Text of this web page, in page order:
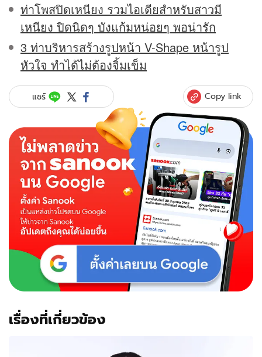
ท่าโพสปิดเหนียง รวมไอเดียสำหรับสาวมี
เหนียง ปิดนิดๆ บังแก้มหน่อยๆ พอน่ารัก
3 ท่าบริหารสร้างรูปหน้า V-Shape หน้ารูป
หัวใจ ทำได้ไม่ต้องจิ้มเข็ม
แชร์ Copy link
เรื่องที่เกี่ยวข้อง